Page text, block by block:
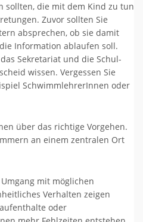
sollten, die mit dem Kind zu tun
Zuvor sollten Sie
absprechen, ob sie damit
Information ablaufen soll.
Sekretariat und die Schul-
wissen. Vergessen Sie
SchwimmlehrerInnen oder
über das richtige Vorgehen.
an einem zentralen Ort
mit möglichen
Verhalten zeigen
oder